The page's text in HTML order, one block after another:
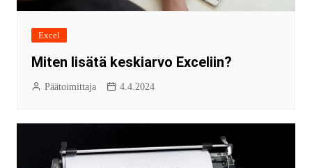
Excel
Miten lisätä keskiarvo Exceliin?
Päätoimittaja 4.4.2024